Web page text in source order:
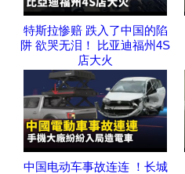
特斯拉惨赔 跌入了中国的陷
阱 欲哭无泪！ 比亚迪福州4S
店大火
中国电动车事故连连 ！长城